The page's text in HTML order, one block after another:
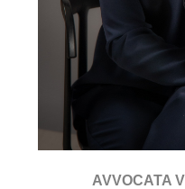
AVVOCATA